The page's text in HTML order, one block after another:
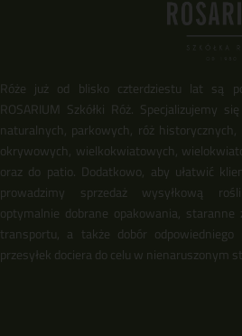
Róże już od blisko czterdziestu lat są
ROSARIUM Szkółki Róż. Specjalizujemy
naturalnych, parkowych, róż
okrywowych, wielkokwiatowych,
oraz do patio. Dodatkowo, aby ułatwić
prowadzimy sprzedaż wysyłkową
optymalnie dobrane opakowania, staranne
transportu, a także dobór
przesyłek dociera do celu w nienaruszonym